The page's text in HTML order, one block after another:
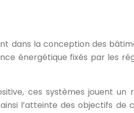
dans la conception des
énergétique fixés par les
ces systèmes jouent
l’atteinte des objectifs de